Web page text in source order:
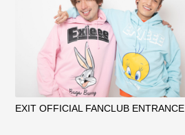
EXIT OFFICIAL FANCLUB ENTRANCE